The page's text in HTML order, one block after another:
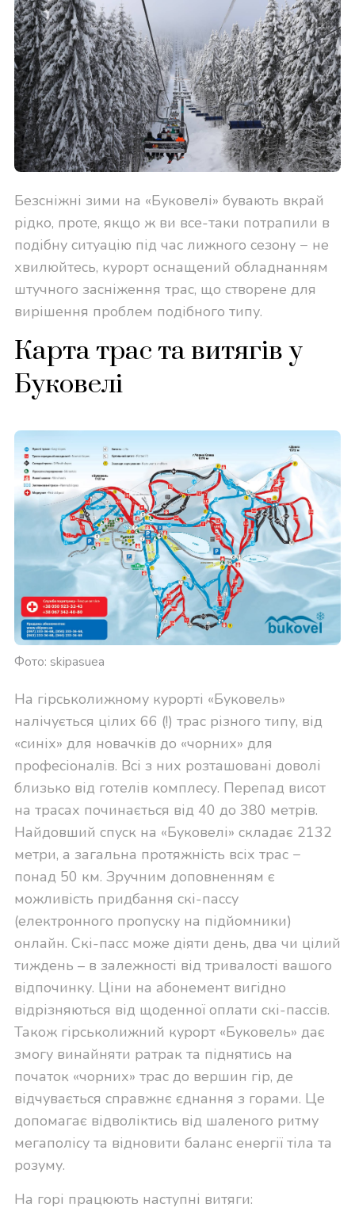
Безсніжні зими на «Буковелі» бувають вкрай
рідко, проте, якщо ж ви все-таки потрапили в
подібну ситуацію під час лижного сезону − не
хвилюйтесь, курорт оснащений обладнанням
штучного засніження трас, що створене для
вирішення проблем подібного типу.
Карта трас та витягів у
Буковелі
Фото: skipasuea
На гірськолижному курорті «Буковель»
налічується цілих 66 (!) трас різного типу, від
«синіх» для новачків до «чорних» для
професіоналів. Всі з них розташовані доволі
близько від готелів комплесу. Перепад висот
на трасах починається від 40 до 380 метрів.
Найдовший спуск на «Буковелі» складає 2132
метри, а загальна протяжність всіх трас −
понад 50 км. Зручним доповненням є
можливість придбання скі-пассу
(електронного пропуску на підйомники)
онлайн. Скі-пасс може діяти день, два чи цілий
тиждень – в залежності від тривалості вашого
відпочинку. Ціни на абонемент вигідно
відрізняються від щоденної оплати скі-пассів.
Також гірськолижний курорт «Буковель» дає
змогу винайняти ратрак та піднятись на
початок «чорних» трас до вершин гір, де
відчувається справжнє єднання з горами. Це
допомагає відволіктись від шаленого ритму
мегаполісу та відновити баланс енергії тіла та
розуму.
На горі працюють наступні витяги: